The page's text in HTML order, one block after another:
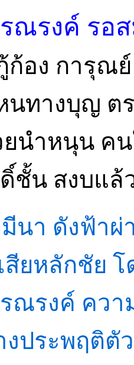
ณรงค์ รอ
ก้อง การุณย์
นทางบุญ ต
นำหนุน ค
ชั้น สงบแล้
นา ดังฟ้าผ่
สียหลักชัย
ณรงค์ ควา
งประพฤติตั